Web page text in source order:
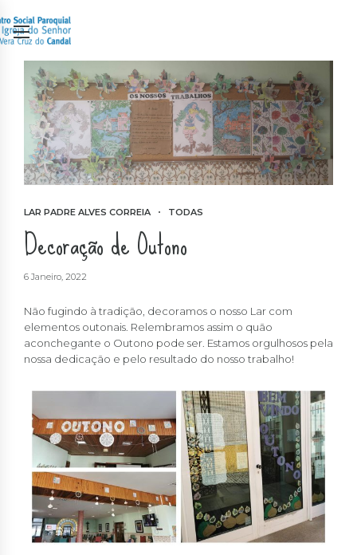
LAR PADRE ALVES CORREIA TODAS
Decoração de Outono
6 Janeiro, 2022
Não fugindo à tradição, decoramos o nosso Lar com
elementos outonais. Relembramos assim o quão
aconchegante o Outono pode ser. Estamos orgulhosos pela
nossa dedicação e pelo resultado do nosso trabalho!